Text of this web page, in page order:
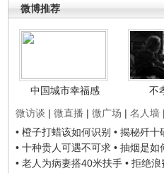
微博推荐
中国城市幸福感
不
微访谈 | 微直播 | 微广场 | 名人墙 |
• 橙子打蜡该如何识别 • 揭秘歼十
• 十种贵人可遇不可求 • 抽烟是如
• 老人为病妻搭40米扶手 • 拒绝